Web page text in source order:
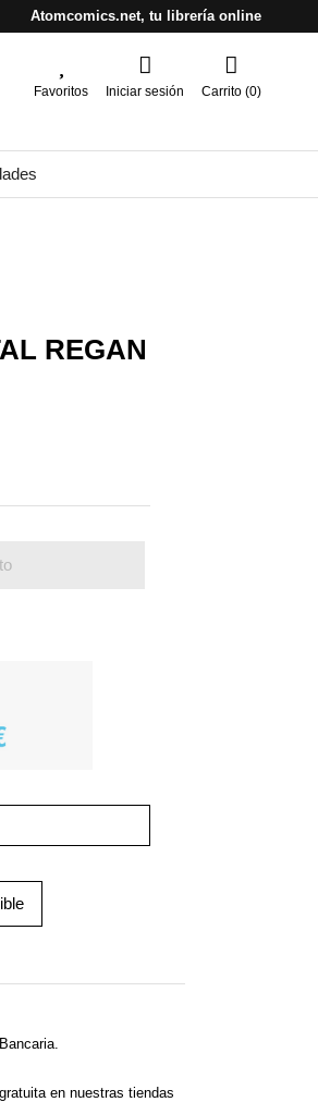
Atomcomics.net, tu librería online
Favoritos Iniciar sesión Carrito (0)
REGAN
en nuestras tiendas